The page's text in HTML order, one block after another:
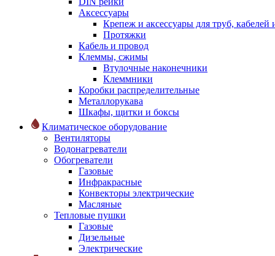
Аксессуары
Крепеж и аксессуары для труб, кабелей
Протяжки
Кабель и провод
Клеммы, сжимы
Втулочные наконечники
Клеммники
Коробки распределительные
Металлорукава
Шкафы, щитки и боксы
Климатическое оборудование
Вентиляторы
Водонагреватели
Обогреватели
Газовые
Инфракрасные
Конвекторы электрические
Масляные
Тепловые пушки
Газовые
Дизельные
Электрические